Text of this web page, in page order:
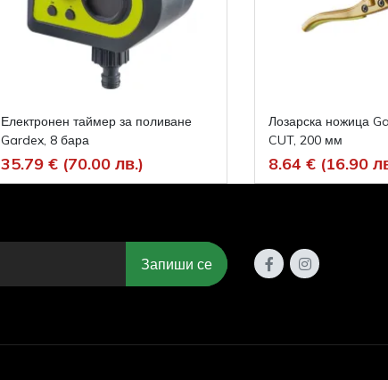
Електронен таймер за поливане
Gardex, 8 бара
35.79 € (70.00 лв.)
Лозарска ножица
CUT, 200 мм
8.64 € (16.90
Запиши се